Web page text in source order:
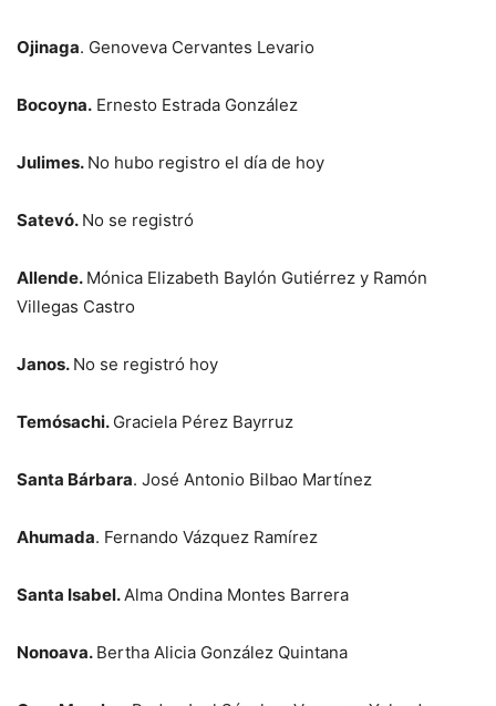
Ojinaga. Genoveva Cervantes Levario
Bocoyna. Ernesto Estrada González
Julimes. No hubo registro el día de hoy
Satevó. No se registró
Allende. Mónica Elizabeth Baylón Gutiérrez y Ramón
Villegas Castro
Janos. No se registró hoy
Temósachi. Graciela Pérez Bayrruz
Santa Bárbara. José Antonio Bilbao Martínez
Ahumada. Fernando Vázquez Ramírez
Santa Isabel.Alma Ondina Montes Barrera
Nonoava. Bertha Alicia González Quintana